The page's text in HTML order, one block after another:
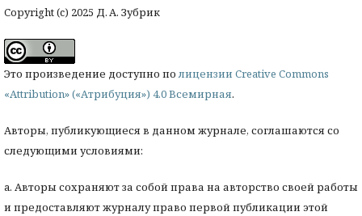
Copyright (c) 2025 Д. А. Зубрик
Это произведение доступно полицензии Creative Commons
«Attribution» («Атрибуция») 4.0 Всемирная.
Авторы, публикующиеся в данном журнале, соглашаются со
следующими условиями:
a. Авторы сохраняют за собой права на авторство своей работы
и предоставляют журналу право первой публикации этой